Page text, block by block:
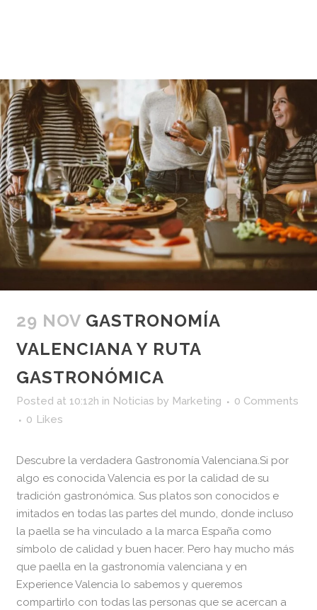
29 NOV GASTRONOMÍA
VALENCIANA Y RUTA
GASTRONÓMICA
Posted at 10:12h in Noticias by Marketing
0 Comments
0 Likes
Descubre la verdadera Gastronomía Valenciana.Si por
algo es conocida Valencia es por la calidad de su
tradición gastronómica. Sus platos son conocidos e
imitados en todas las partes del mundo, donde incluso
la paella se ha vinculado a la marca España como
símbolo de calidad y buen hacer. Pero hay mucho más
que paella en la gastronomía valenciana y en
Experience Valencia lo sabemos y queremos
compartirlo con todas las personas que se acercan a